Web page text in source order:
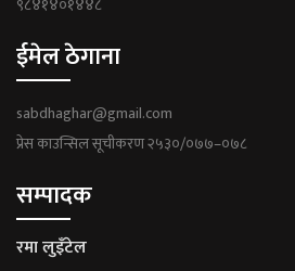
ईमेल ठेगाना
sabdhaghar@gmail.com
प्रेस काउन्सिल सूचीकरण २५३०/०७७–०७८
सम्पादक
रमा लुइँटेल